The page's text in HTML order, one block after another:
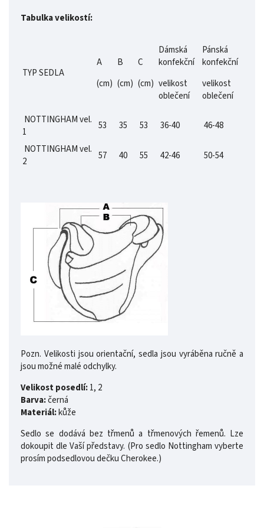
Tabulka velikostí:
TYP SEDLA
A
(cm)
B
(cm)
C
(cm)
Dámská
konfekční
velikost
oblečení
Pánská
konfekční
velikost
oblečení
NOTTINGHAM vel.
1
53 35 53 36-40
46-48
NOTTINGHAM vel.
2
57 40 55 42-46 50-54
Pozn. Velikosti jsou orientační, sedla jsou vyráběna ručně a
jsou možné malé odchylky.
Velikost posedlí:1, 2
Barva:černá
Materiál:kůže
Sedlo se dodává bez třmenů a třmenových řemenů. Lze
dokoupit dle Vaší představy. (Pro sedlo Nottingham vyberte
prosím podsedlovou dečku Cherokee.)